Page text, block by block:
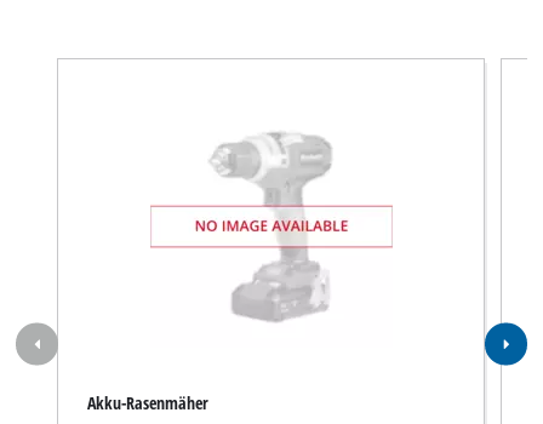
Akku-Rasenmäher